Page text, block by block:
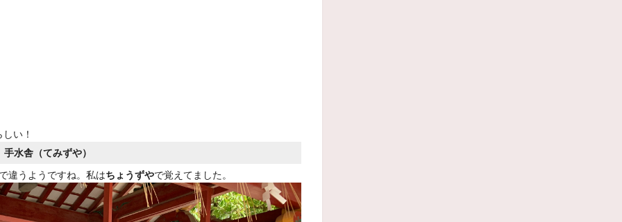
い！
手水舎（てみずや）
違うようですね。私はちょうずやで覚えてました。